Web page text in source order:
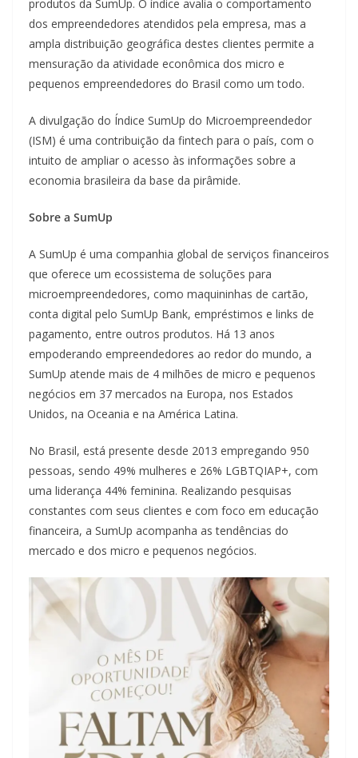
produtos da SumUp. O índice avalia o comportamento
dos empreendedores atendidos pela empresa, mas a
ampla distribuição geográfica destes clientes permite a
mensuração da atividade econômica dos micro e
pequenos empreendedores do Brasil como um todo.
A divulgação do Índice SumUp do Microempreendedor
(ISM) é uma contribuição da fintech para o país, com o
intuito de ampliar o acesso às informações sobre a
economia brasileira da base da pirâmide.
Sobre a SumUp
A SumUp é uma companhia global de serviços financeiros
que oferece um ecossistema de soluções para
microempreendedores, como maquininhas de cartão,
conta digital pelo SumUp Bank, empréstimos e links de
pagamento, entre outros produtos. Há 13 anos
empoderando empreendedores ao redor do mundo, a
SumUp atende mais de 4 milhões de micro e pequenos
negócios em 37 mercados na Europa, nos Estados
Unidos, na Oceania e na América Latina.
No Brasil, está presente desde 2013 empregando 950
pessoas, sendo 49% mulheres e 26% LGBTQIAP+, com
uma liderança 44% feminina. Realizando pesquisas
constantes com seus clientes e com foco em educação
financeira, a SumUp acompanha as tendências do
mercado e dos micro e pequenos negócios.